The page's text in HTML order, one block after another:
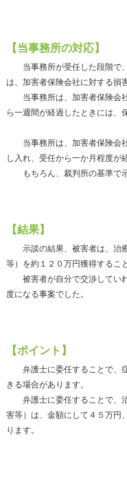
【当事務所の対応】
当事務所が受任した段階で
は、加害者保険会社に対する損
当事務所は、加害者保険会
ら一週間が経過したときには、
当事務所は、加害者保険会
し入れ、受任から一か月程度が
もちろん、裁判所の基準で示
【結果】
示談の結果、被害者は、治
等）を約１２０万円獲得するこ
被害者が自分で交渉してい
度になる事案でした。
【ポイント】
弁護士に委任することで、
きる場合があります。
弁護士に委任することで、
害等）は、金額にして４５万円
ります。